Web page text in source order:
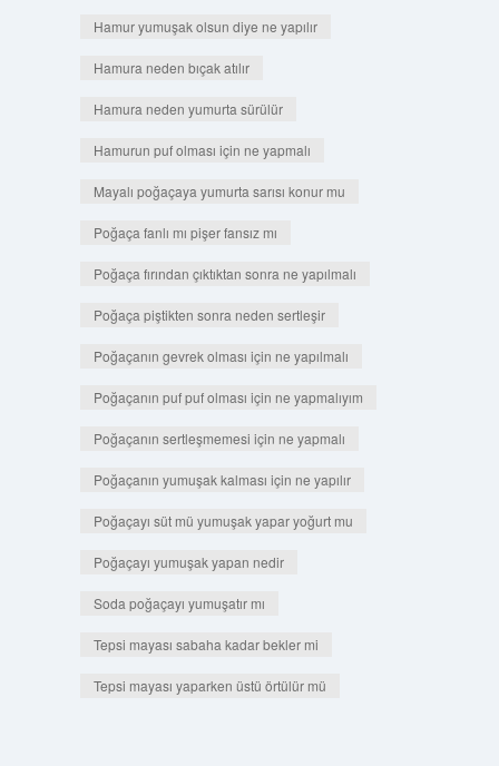
Hamur yumuşak olsun diye ne yapılır
Hamura neden bıçak atılır
Hamura neden yumurta sürülür
Hamurun puf olması için ne yapmalı
Mayalı poğaçaya yumurta sarısı konur mu
Poğaça fanlı mı pişer fansız mı
Poğaça fırından çıktıktan sonra ne yapılmalı
Poğaça piştikten sonra neden sertleşir
Poğaçanın gevrek olması için ne yapılmalı
Poğaçanın puf puf olması için ne yapmalıyım
Poğaçanın sertleşmemesi için ne yapmalı
Poğaçanın yumuşak kalması için ne yapılır
Poğaçayı süt mü yumuşak yapar yoğurt mu
Poğaçayı yumuşak yapan nedir
Soda poğaçayı yumuşatır mı
Tepsi mayası sabaha kadar bekler mi
Tepsi mayası yaparken üstü örtülür mü